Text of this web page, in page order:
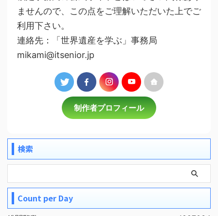
ませんので、この点をご理解いただいた上でご
利用下さい。
連絡先：「世界遺産を学ぶ」事務局
mikami@itsenior.jp
制作者プロフィール
検索
Count per Day